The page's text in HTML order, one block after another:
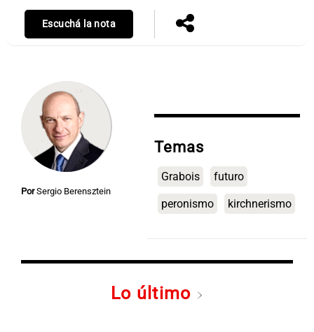
Escuchá la nota
Por Sergio Berensztein
Temas
Grabois futuro
peronismo kirchnerismo
Lo último
Notas